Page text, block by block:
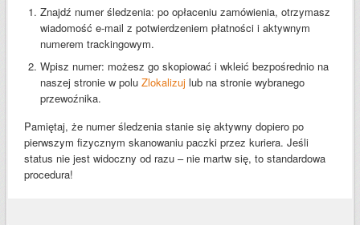
Znajdź numer śledzenia: po opłaceniu zamówienia, otrzymasz
wiadomość e-mail z potwierdzeniem płatności i aktywnym
numerem trackingowym.
Wpisz numer: możesz go skopiować i wkleić bezpośrednio na
naszej stronie w polu Zlokalizuj lub na stronie wybranego
przewoźnika.
Pamiętaj, że numer śledzenia stanie się aktywny dopiero po
pierwszym fizycznym skanowaniu paczki przez kuriera. Jeśli
status nie jest widoczny od razu – nie martw się, to standardowa
procedura!